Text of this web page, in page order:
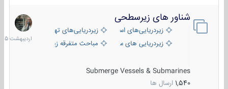
شناور های زیرسطحی
زیردریایی‌های استراتژیکزیردریایی‌های تهاجمی
زیردریایی های سبک
مباحث متفرقه زیرسطحی
Submerge Vessels & Submarines
1,540 ارسال ها
31
1405